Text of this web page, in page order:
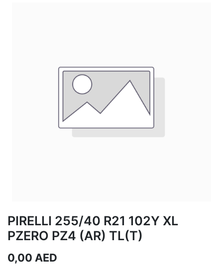
PIRELLI 255/40 R21 102Y XL
PZERO PZ4 (AR) TL(T)
0,00 AED